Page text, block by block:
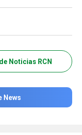
Noticias RCN
News